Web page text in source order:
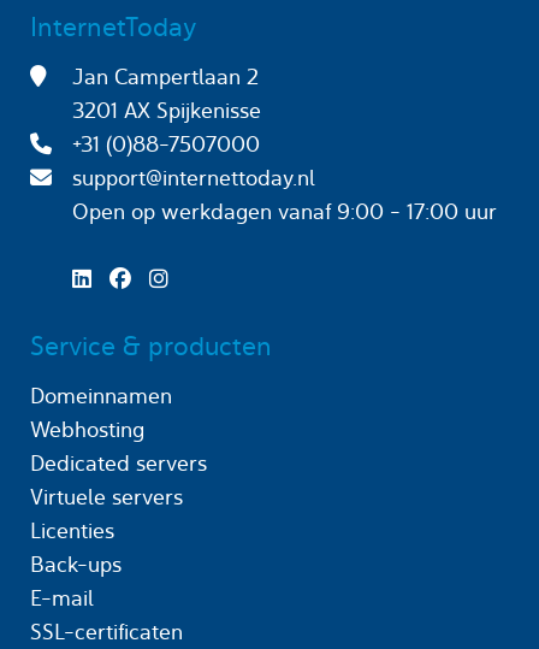
InternetToday
Jan Campertlaan 2
3201 AX Spijkenisse
+31 (0)88-7507000
support@internettoday.nl
Open op werkdagen
vanaf 9:00 - 17:00 uur
Service & producten
Domeinnamen
Webhosting
Dedicated servers
Virtuele servers
Licenties
Back-ups
E-mail
SSL-certificaten